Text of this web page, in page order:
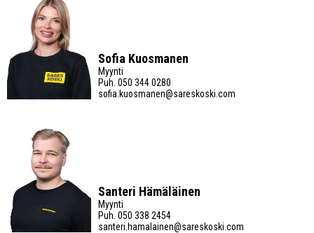
Sofia Kuosmanen
Myynti
Puh. 050 344 0280
sofia.kuosmanen@sareskoski.com
Santeri Hämäläinen
Myynti
Puh. 050 338 2454
santeri.hamalainen@sareskoski.com